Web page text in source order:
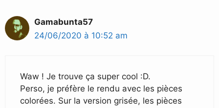
Gamabunta57
24/06/2020 à 10:52 am
Waw ! Je trouve ça super cool :D.
Perso, je préfère le rendu avec les pièces
colorées. Sur la version grisée, les pièces